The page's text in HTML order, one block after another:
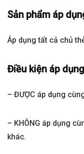
Sản phẩm áp
Áp dụng tất cả chủ
Điều kiện áp
– ĐƯỢC áp dụng
– KHÔNG áp dụng
khác.